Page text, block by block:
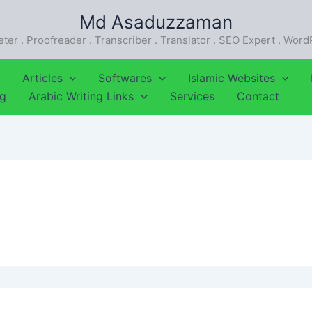
Md Asaduzzaman
. Proofreader . Transcriber . Translator . SEO Expert .
Articles Softwares Islamic Websites
Arabic Writing Links Services Contact